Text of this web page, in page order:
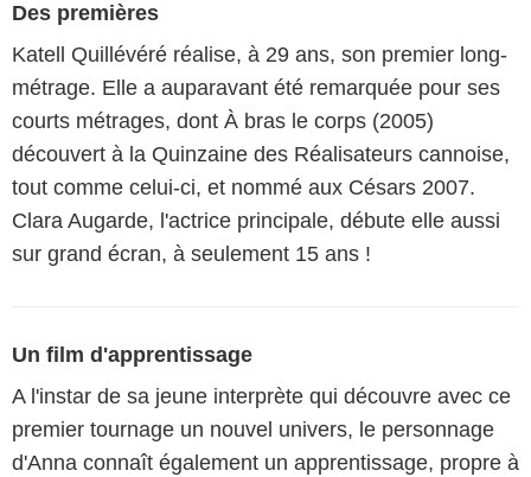
Des premières
Katell Quillévéré réalise, à 29 ans, son premier long-
métrage. Elle a auparavant été remarquée pour ses
courts métrages, dont À bras le corps (2005)
découvert à la Quinzaine des Réalisateurs cannoise,
tout comme celui-ci, et nommé aux Césars 2007.
Clara Augarde, l'actrice principale, débute elle aussi
sur grand écran, à seulement 15 ans !
Un film d'apprentissage
A l'instar de sa jeune interprète qui découvre avec ce
premier tournage un nouvel univers, le personnage
d'Anna connaît également un apprentissage, propre à